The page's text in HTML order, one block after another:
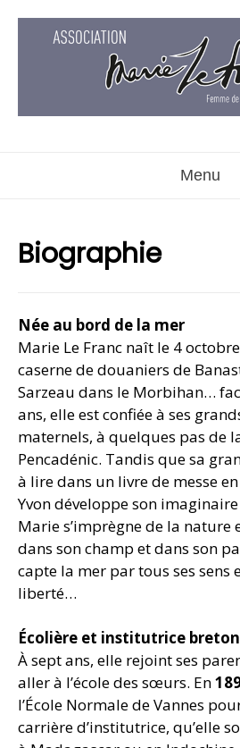
Menu
Biographie
Née au bord de la mer
Marie Le Franc naît le 4 octobre
caserne de douaniers de
Sarzeau dans le Morbihan…
ans, elle est confiée à ses
maternels, à quelques pas de
Pencadénic. Tandis que sa
à lire dans un livre de messe
Yvon développe son
Marie s’imprègne de la nature
dans son champ et dans son
capte la mer par tous ses sens
liberté…
Écolière et institutrice
À sept ans, elle rejoint ses
aller à l’école des sœurs. En
l’École Normale de Vannes
carrière d’institutrice, qu’elle